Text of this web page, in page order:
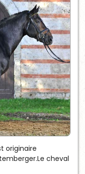
originaire
cheval